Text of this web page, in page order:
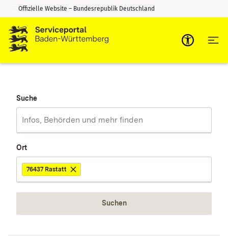
Zum Inhalt springen
Zur Suche springen
Offizielle Website – Bundesrepublik Deutschland
Suche
Ort
76437 Rastatt
Suchen